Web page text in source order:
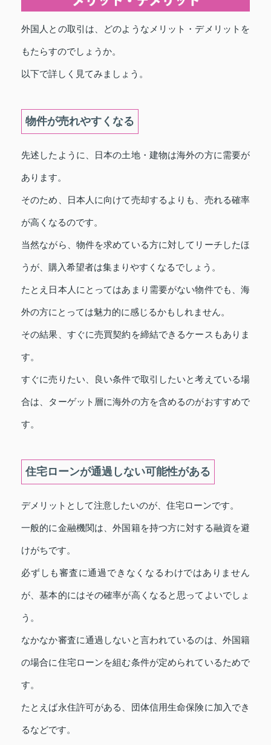
外国人との取引は、どのようなメリット・デメリットを
もたらすのでしょうか。
以下で詳しく見てみましょう。
物件が売れやすくなる
先述したように、日本の土地・建物は海外の方に需要が
あります。
そのため、日本人に向けて売却するよりも、売れる確率
が高くなるのです。
当然ながら、物件を求めている方に対してリーチしたほ
うが、購入希望者は集まりやすくなるでしょう。
たとえ日本人にとってはあまり需要がない物件でも、海
外の方にとっては魅力的に感じるかもしれません。
その結果、すぐに売買契約を締結できるケースもありま
す。
すぐに売りたい、良い条件で取引したいと考えている場
合は、ターゲット層に海外の方を含めるのがおすすめで
す。
住宅ローンが通過しない可能性がある
デメリットとして注意したいのが、住宅ローンです。
一般的に金融機関は、外国籍を持つ方に対する融資を避
けがちです。
必ずしも審査に通過できなくなるわけではありません
が、基本的にはその確率が高くなると思ってよいでしょ
う。
なかなか審査に通過しないと言われているのは、外国籍
の場合に住宅ローンを組む条件が定められているためで
す。
たとえば永住許可がある、団体信用生命保険に加入でき
るなどです。